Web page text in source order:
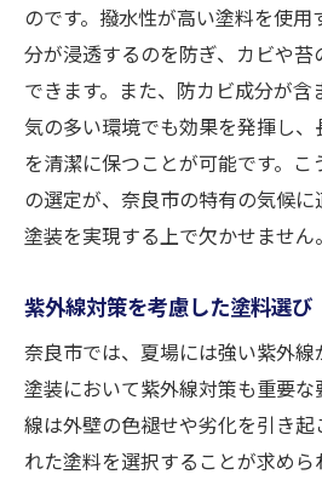
のです。撥水性が高い塗料を使
分が浸透するのを防ぎ、カビや
できます。また、防カビ成分が
気の多い環境でも効果を発揮し
を清潔に保つことが可能です。
の選定が、奈良市の特有の気候
塗装を実現する上で欠かせません。
紫外線対策を考慮した塗料選び
奈良市では、夏場には強い紫外
塗装において紫外線対策も重要
線は外壁の色褪せや劣化を引き
れた塗料を選択することが求めら